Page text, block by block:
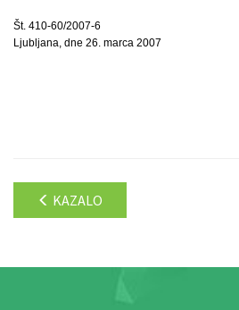
Št. 410-60/2007-6
Ljubljana, dne 26. marca 2007
KAZALO